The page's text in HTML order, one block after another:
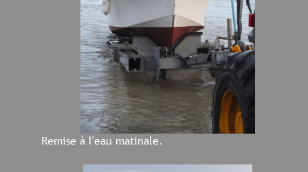
Remise à l'eau matinale.